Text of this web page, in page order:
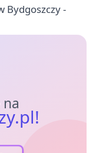
Bydgoszczy -